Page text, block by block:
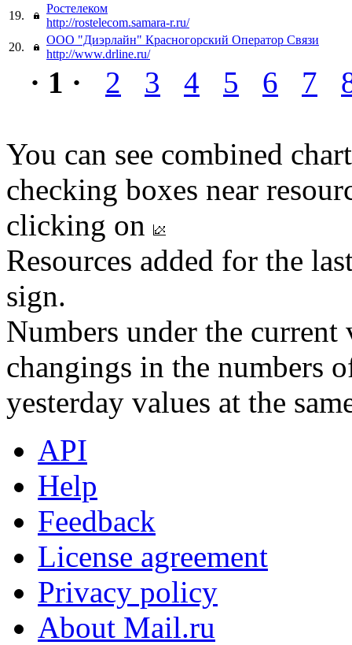
19.
Ростелеком
http://rostelecom.samara-r.ru/
20.
ООО "Диэрлайн" Красногорский Оператор Связи
http://www.drline.ru/
· 1 · 2 3 4 5 6 7
You can see combined
checking boxes near
clicking on
Resources added for the
sign.
Numbers under the
changings in the numbers
yesterday values at the
API
Help
Feedback
License agreement
Privacy policy
About Mail.ru